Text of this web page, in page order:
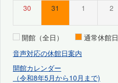
30 31 1 2
開館（全日） 通常休館日
音声対応の休館日案内
開館カレンダー
（令和8年5月から10月まで)